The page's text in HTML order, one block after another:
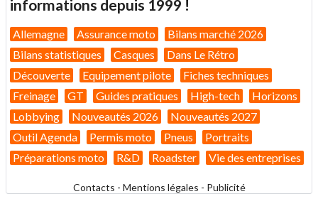
informations depuis 1999 !
Allemagne Assurance moto
Bilans marché 2026
Bilans statistiques
Casques
Dans Le Rétro
Découverte
Equipement pilote
Fiches techniques
Freinage
GT Guides pratiques High-tech
Horizons
Lobbying
Nouveautés 2026
Nouveautés 2027
Outil Agenda
Permis moto Pneus
Portraits
Préparations moto
R&D Roadster Vie des entreprises
Contacts - Mentions légales - Publicité